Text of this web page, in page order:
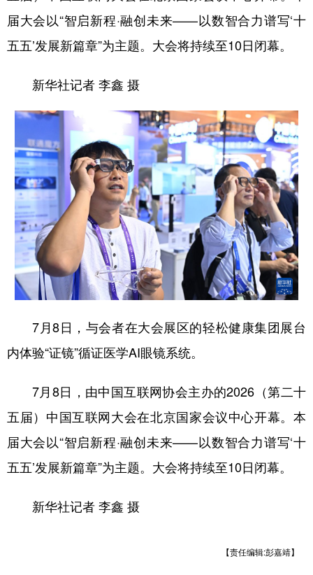
届大会以“智启新程·融创未来——以数智合力谱写‘十
五五’发展新篇章”为主题。大会将持续至10日闭幕。
新华社记者 李鑫 摄
7月8日，与会者在大会展区的轻松健康集团展台
内体验“证镜”循证医学AI眼镜系统。
7月8日，由中国互联网协会主办的2026（第二十
五届）中国互联网大会在北京国家会议中心开幕。本
届大会以“智启新程·融创未来——以数智合力谱写‘十
五五’发展新篇章”为主题。大会将持续至10日闭幕。
新华社记者 李鑫 摄
【责任编辑:彭嘉靖】